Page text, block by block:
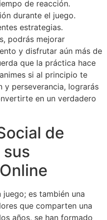
de reacción.
durante el juego.
estrategias.
podrás mejorar
y disfrutar aún más de
que la práctica hace
si al principio te
y perseverancia, lograrás
en un verdadero
de
es también una
que comparten una
años, se han formado